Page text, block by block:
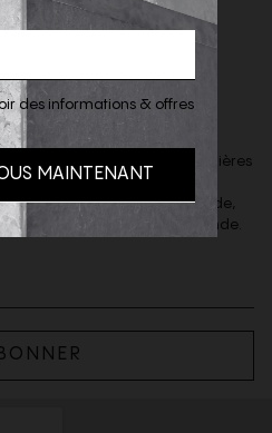
newsletter
afin d'être informé des dernières
& recevoir, sur demande,
valoir sur votre 1ere commande.
des informations & offres